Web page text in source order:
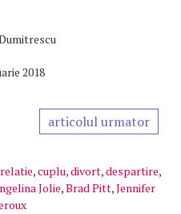
2018
articolul urmator
relatie,cuplu,divort,despartire,
Jolie,Brad Pitt,Jennifer